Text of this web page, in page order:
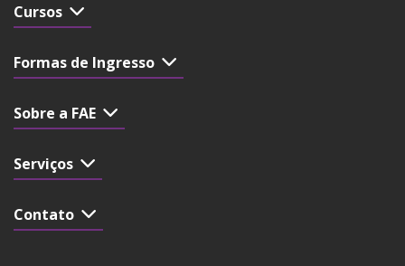
Cursos
Formas de Ingresso
Sobre a FAE
Serviços
Contato